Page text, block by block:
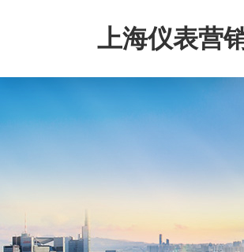
上海仪表营